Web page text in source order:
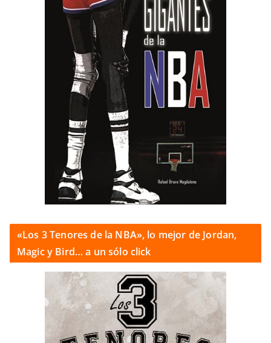
«Los 3 Tenores de la NBA», lo mejor de Jordan,
Magic y Bird… a un sólo click